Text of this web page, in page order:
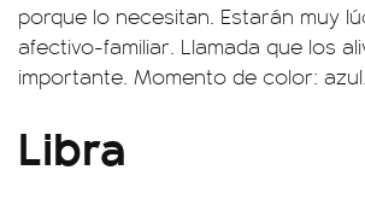
porque lo necesitan. Estarán muy
afectivo-familiar. Llamada que los
importante. Momento de color: azul.
Libra